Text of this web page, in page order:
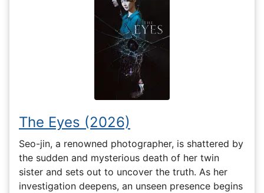
The Eyes (2026)
Seo-jin, a renowned photographer, is shattered by
the sudden and mysterious death of her twin
sister and sets out to uncover the truth. As her
investigation deepens, an unseen presence begins